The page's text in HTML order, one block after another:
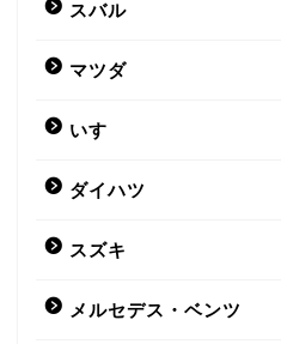
スバル
マツダ
いすゞ
ダイハツ
スズキ
メルセデス・ベンツ